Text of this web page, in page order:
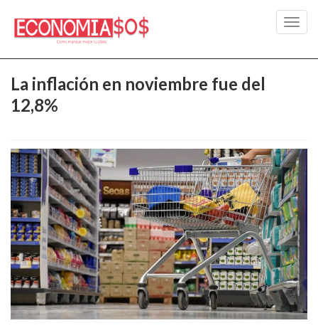
La inflación en noviembre fue del
12,8%